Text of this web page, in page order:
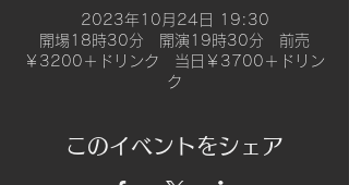
2023年10月24日 19:30
開場18時30分 開演19時30分 前売
￥3200＋ドリンク 当日￥3700＋ドリン
ク
このイベントをシェア